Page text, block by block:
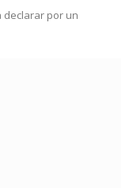
declarar por un